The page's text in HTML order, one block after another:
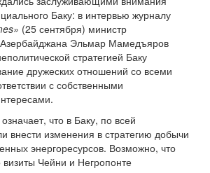
Баку: в интервью журналу
(25 сентября) министр
Эльмар Мамедъяров
стратегией Баку
дружеских отношений со всеми
с собственными
что в Баку, по всей
внести изменения в стратегию добычи
энергоресурсов. Возможно, что
визиты Чейни и Негропонте